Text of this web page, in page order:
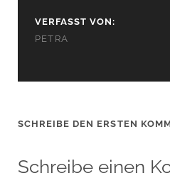
VERFASST VON:
PETRA
SCHREIBE DEN ERSTEN
Schreibe einen